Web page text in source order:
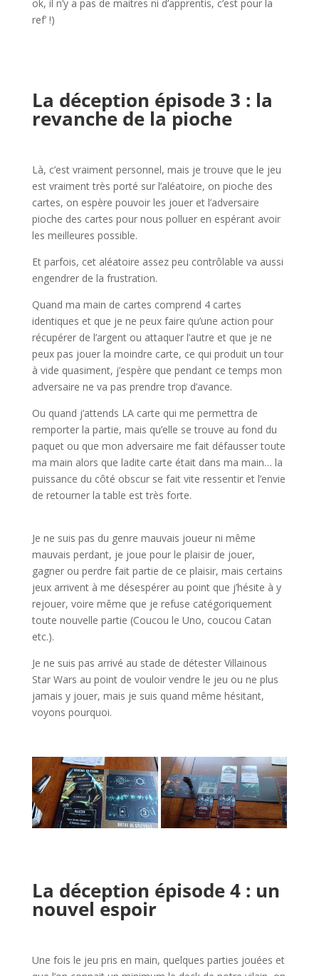
ok, il n’y a pas de maitres ni d’apprentis, c’est pour la
ref’ !)
La déception épisode 3 : la
revanche de la pioche
Là, c’est vraiment personnel, mais je trouve que le jeu
est vraiment très porté sur l’aléatoire, on pioche des
cartes, on espère pouvoir les jouer et l’adversaire
pioche des cartes pour nous polluer en espérant avoir
les meilleures possible.
Et parfois, cet aléatoire assez peu contrôlable va aussi
engendrer de la frustration.
Quand ma main de cartes comprend 4 cartes
identiques et que je ne peux faire qu’une action pour
récupérer de l’argent ou attaquer l’autre et que je ne
peux pas jouer la moindre carte, ce qui produit un tour
à vide quasiment, j’espère que pendant ce temps mon
adversaire ne va pas prendre trop d’avance.
Ou quand j’attends LA carte qui me permettra de
remporter la partie, mais qu’elle se trouve au fond du
paquet ou que mon adversaire me fait défausser toute
ma main alors que ladite carte était dans ma main… la
puissance du côté obscur se fait vite ressentir et l’envie
de retourner la table est très forte.
Je ne suis pas du genre mauvais joueur ni même
mauvais perdant, je joue pour le plaisir de jouer,
gagner ou perdre fait partie de ce plaisir, mais certains
jeux arrivent à me désespérer au point que j’hésite à y
rejouer, voire même que je refuse catégoriquement
toute nouvelle partie (Coucou le Uno, coucou Catan
etc.).
Je ne suis pas arrivé au stade de détester Villainous
Star Wars au point de vouloir vendre le jeu ou ne plus
jamais y jouer, mais je suis quand même hésitant,
voyons pourquoi.
La déception épisode 4 : un
nouvel espoir
Une fois le jeu pris en main, quelques parties jouées et